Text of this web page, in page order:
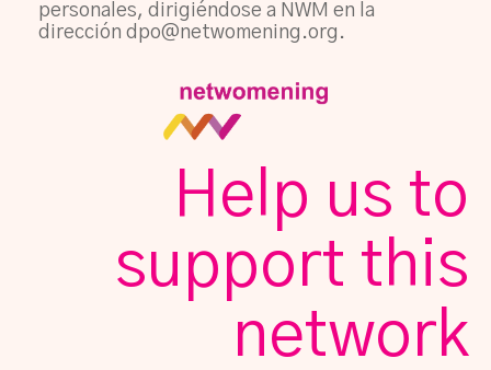
personales, dirigiéndose a NWM en la
dirección dpo@netwomening.org.
Help us to
support this
network